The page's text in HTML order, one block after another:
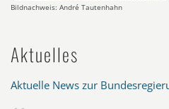
Bildnachweis: André Tautenhahn
Aktuelles
Aktuelle News zur